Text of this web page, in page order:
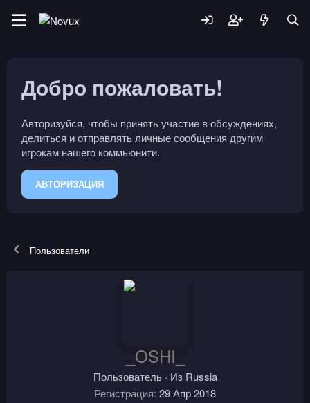
Добро пожаловать!
Авторизуйся, чтобы принять участие в обсуждениях,
делиться и отправлять личные сообщения другим
игрокам нашего коммьюнити.
АВТОРИЗАЦИЯ
Пользователи
_OSHI_
Пользователь · Из Russia
Регистрация 29 Апр 2018